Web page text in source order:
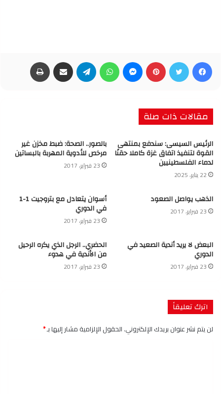
فيسبوك تويتر بينتيريست ماسنجر واتساب تيلقرام مشاركة عبر البريد
مقالات ذات صلة
الرئيس السيسى: سندفع بمنتهى
القوة لتنفيذ اتفاق غزة كاملا حقنًا
لدماء الفلسطينيين
22 يناير، 2025
بالصور.. الصحة: ضبط مخزن غير
مرخص للأدوية المهربة بالبساتين
23 فبراير، 2017
الذهب يواصل الصعود
23 فبراير، 2017
أسوان يتعادل مع بتروجيت 1-1
في الدوري
23 فبراير، 2017
البعض لا يريد أندية الصعيد في
الدوري
23 فبراير، 2017
الحضري.. الرجل الذي يكره الرحيل
من الأندية في هدوء
23 فبراير، 2017
اترك تعليقاً
لن يتم نشر عنوان بريدك الإلكتروني.الحقول الإلزامية مشار إليها بـ*